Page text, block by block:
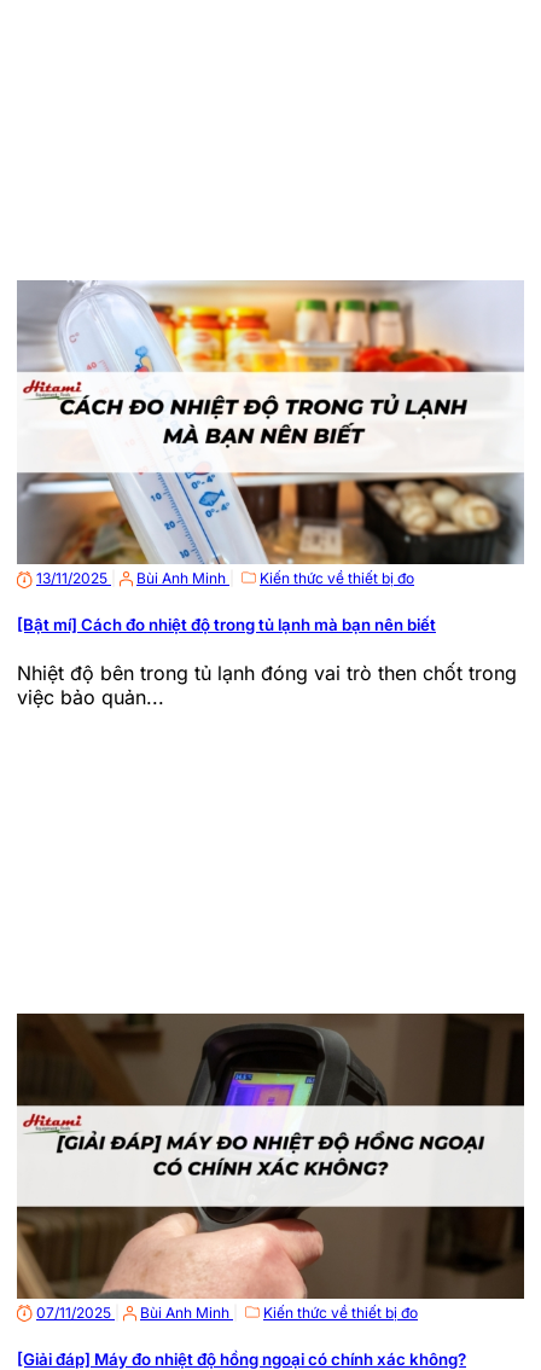
13/11/2025 Bùi Anh Minh Kiến thức về thiết bị đo
[Bật mí] Cách đo nhiệt độ trong tủ lạnh mà bạn nên biết
Nhiệt độ bên trong tủ lạnh đóng vai trò then chốt trong
việc bảo quản...
07/11/2025 Bùi Anh Minh Kiến thức về thiết bị đo
[Giải đáp] Máy đo nhiệt độ hồng ngoại có chính xác không?